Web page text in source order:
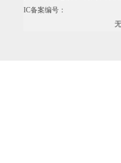
IC备案编号：